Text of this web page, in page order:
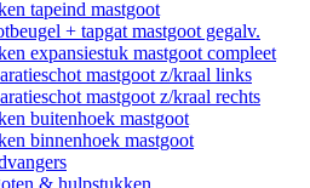
tapeind mastgoot
+ tapgat mastgoot gegalv.
expansiestuk mastgoot compleet
mastgoot z/kraal links
mastgoot z/kraal rechts
buitenhoek mastgoot
binnenhoek mastgoot
& hulpstukken